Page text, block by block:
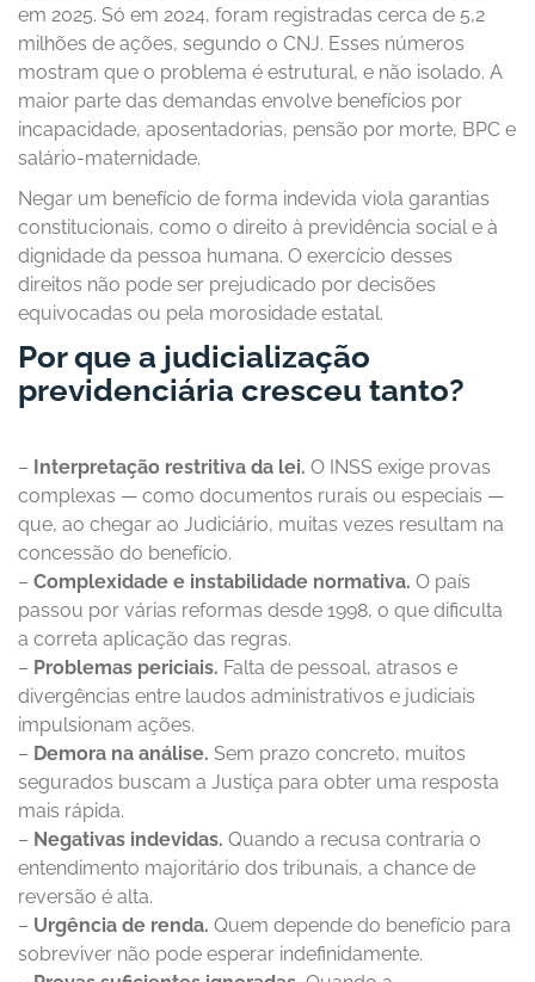
em 2025. Só em 2024, foram registradas cerca de 5,2
milhões de ações, segundo o CNJ. Esses números
mostram que o problema é estrutural, e não isolado. A
maior parte das demandas envolve benefícios por
incapacidade, aposentadorias, pensão por morte, BPC e
salário-maternidade.
Negar um benefício de forma indevida viola garantias
constitucionais, como o direito à previdência social e à
dignidade da pessoa humana. O exercício desses
direitos não pode ser prejudicado por decisões
equivocadas ou pela morosidade estatal.
Por que a judicialização
previdenciária cresceu tanto?
– Interpretação restritiva da lei. O INSS exige provas
complexas — como documentos rurais ou especiais —
que, ao chegar ao Judiciário, muitas vezes resultam na
concessão do benefício.
– Complexidade e instabilidade normativa. O país
passou por várias reformas desde 1998, o que dificulta
a correta aplicação das regras.
– Problemas periciais. Falta de pessoal, atrasos e
divergências entre laudos administrativos e judiciais
impulsionam ações.
– Demora na análise. Sem prazo concreto, muitos
segurados buscam a Justiça para obter uma resposta
mais rápida.
– Negativas indevidas. Quando a recusa contraria o
entendimento majoritário dos tribunais, a chance de
reversão é alta.
– Urgência de renda. Quem depende do benefício para
sobreviver não pode esperar indefinidamente.